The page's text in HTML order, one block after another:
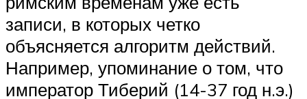
записи, в которых четко
объясняется алгоритм действий.
Например, упоминание о том, что
император Тиберий (14-37 год н.э.)